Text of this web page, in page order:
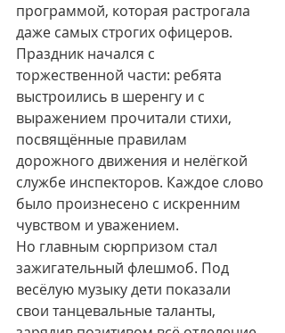
программой, которая растрогала
даже самых строгих офицеров.
Праздник начался с
торжественной части: ребята
выстроились в шеренгу и с
выражением прочитали стихи,
посвящённые правилам
дорожного движения и нелёгкой
службе инспекторов. Каждое слово
было произнесено с искренним
чувством и уважением.
Но главным сюрпризом стал
зажигательный флешмоб. Под
весёлую музыку дети показали
свои танцевальные таланты,